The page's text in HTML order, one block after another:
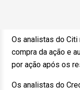
Os analistas do
compra da ação e
por ação após os
Os analistas do